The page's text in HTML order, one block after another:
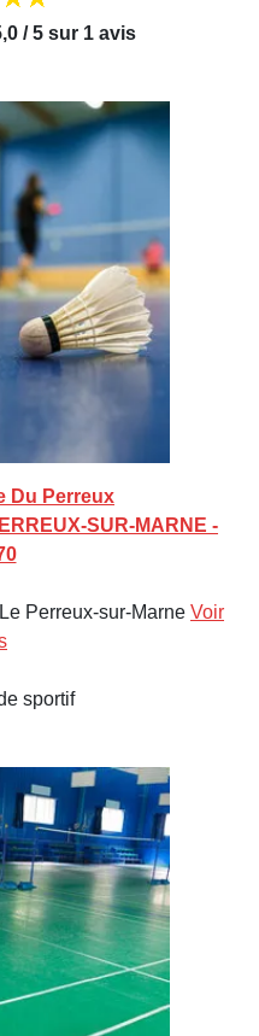
/ 5 sur 1 avis
Du Perreux
SUR-MARNE -
Perreux-sur-Marne Voir
sportif